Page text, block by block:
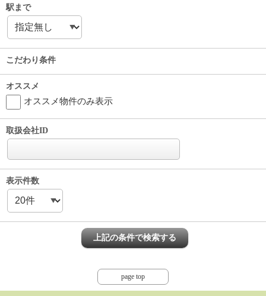
駅まで
こだわり条件
オススメ
オススメ物件のみ表示
取扱会社ID
表示件数
page top